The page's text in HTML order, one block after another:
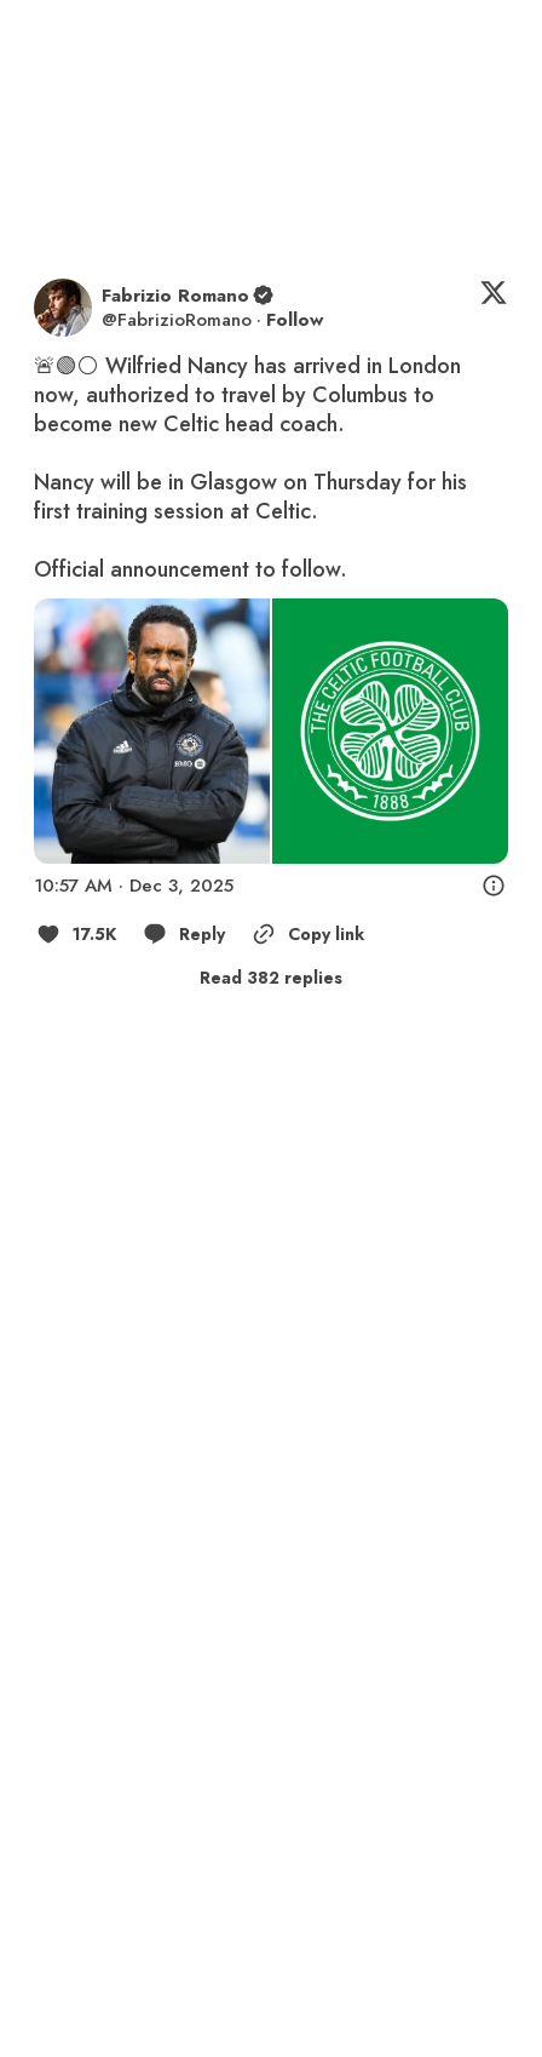
Fabrizio Romano
@FabrizioRomano · Follow
🚨🟢⚪️ Wilfried Nancy has arrived in London
now, authorized to travel by Columbus to
become new Celtic head coach.
Nancy will be in Glasgow on Thursday for his
first training session at Celtic.
Official announcement to follow.
10:57 AM · Dec 3, 2025
17.5K Reply
Copy link
Read 382 replies